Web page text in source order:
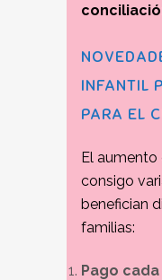
INFANTIL
PARA EL
El aumento
consigo
benefician
familias:
Pago